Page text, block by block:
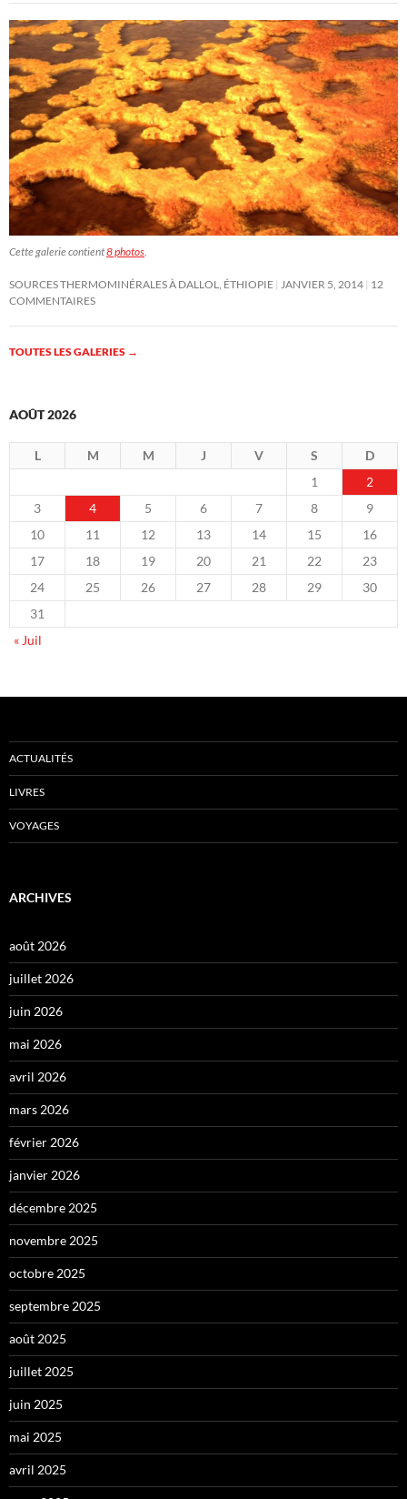
Cette galerie contient8 photos.
SOURCES THERMOMINÉRALES À DALLOL, ÉTHIOPIE JANVIER 5, 2014 12
COMMENTAIRES
TOUTES LES GALERIES →
AOÛT 2026
L M M J V S
D
1
2
3
4 5 6 7 8
9
10
11 12 13 14 15
16
17
18 19 20 21 22
23
24
25 26 27 28 29
30
31
« Juil
ACTUALITÉS
LIVRES
VOYAGES
ARCHIVES
août 2026
juillet 2026
juin 2026
mai 2026
avril 2026
mars 2026
février 2026
janvier 2026
décembre 2025
novembre 2025
octobre 2025
septembre 2025
août 2025
juillet 2025
juin 2025
mai 2025
avril 2025